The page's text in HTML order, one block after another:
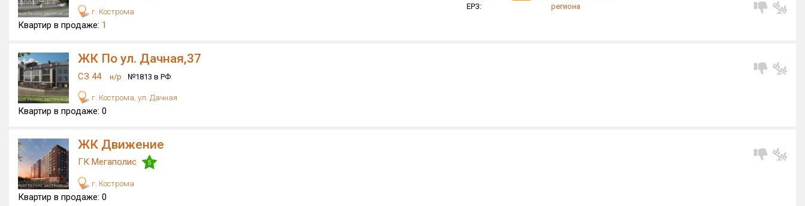
г. Кострома
Квартир в продаже: 1
ЕРЗ:
региона
ЖК По ул. Дачная,37
СЗ 44 н/р №1813 в РФ
г. Кострома, ул. Дачная
Квартир в продаже: 0
ЖК Движение
ГК Мегаполис 5
г. Кострома
Квартир в продаже: 0